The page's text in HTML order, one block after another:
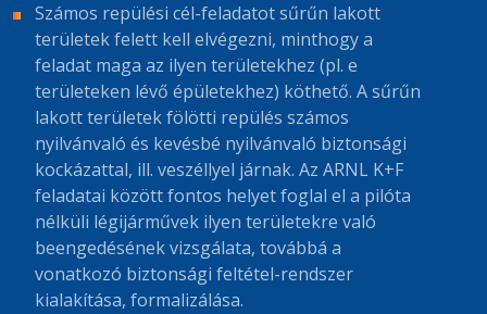
Számos repülési cél-feladatot sűrűn lakott
területek felett kell elvégezni, minthogy a
feladat maga az ilyen területekhez (pl. e
területeken lévő épületekhez) köthető. A sűrűn
lakott területek fölötti repülés számos
nyilvánvaló és kevésbé nyilvánvaló biztonsági
kockázattal, ill. veszéllyel járnak. Az ARNL K+F
feladatai között fontos helyet foglal el a pilóta
nélküli légijárművek ilyen területekre való
beengedésének vizsgálata, továbbá a
vonatkozó biztonsági feltétel-rendszer
kialakítása, formalizálása.